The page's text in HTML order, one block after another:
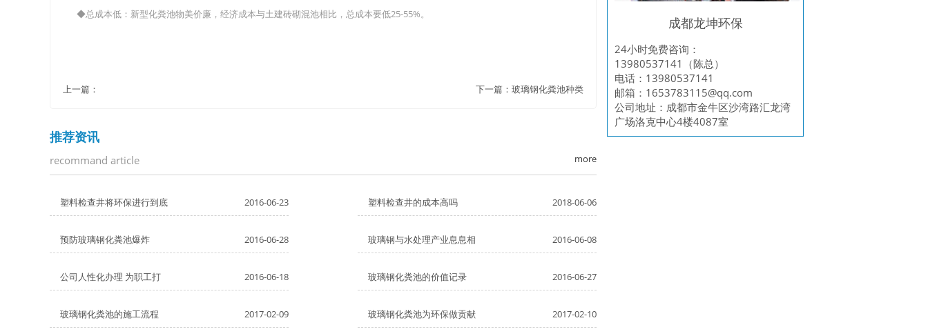
◆总成本低：新型化粪池物美价廉，经济成本与土建砖砌混池相比，总成本要低25-55%。
上一篇： 下一篇： 玻璃钢化粪池种类
推荐资讯
recommand article more
塑料检查井将环保进行到底 2016-06-23 塑料检查井的成本高吗 2018-06-06
预防玻璃钢化粪池爆炸 2016-06-28 玻璃钢与水处理产业息息相 2016-06-08
公司人性化办理 为职工打 2016-06-18 玻璃钢化粪池的价值记录 2016-06-27
玻璃钢化粪池的施工流程 2017-02-09 玻璃钢化粪池为环保做贡献 2017-02-10
成都龙坤环保
24小时免费咨询：
13980537141（陈总）
电话：13980537141
邮箱： 1653783115@qq.com
公司地址：成都市金牛区沙湾路汇龙湾
广场洛克中心4楼4087室